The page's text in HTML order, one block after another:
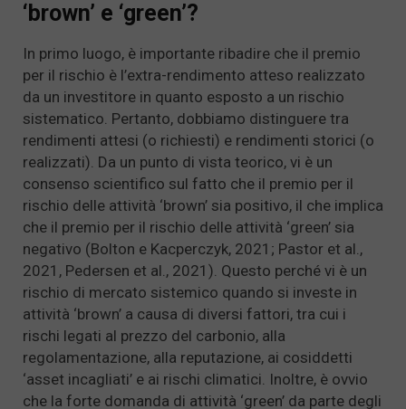
‘brown’ e ‘green’?
In primo luogo, è importante ribadire che il premio
per il rischio è l’extra-rendimento atteso realizzato
da un investitore in quanto esposto a un rischio
sistematico. Pertanto, dobbiamo distinguere tra
rendimenti attesi (o richiesti) e rendimenti storici (o
realizzati). Da un punto di vista teorico, vi è un
consenso scientifico sul fatto che il premio per il
rischio delle attività ‘brown’ sia positivo, il che implica
che il premio per il rischio delle attività ‘green’ sia
negativo (Bolton e Kacperczyk, 2021; Pastor et al.,
2021, Pedersen et al., 2021). Questo perché vi è un
rischio di mercato sistemico quando si investe in
attività ‘brown’ a causa di diversi fattori, tra cui i
rischi legati al prezzo del carbonio, alla
regolamentazione, alla reputazione, ai cosiddetti
‘asset incagliati’ e ai rischi climatici. Inoltre, è ovvio
che la forte domanda di attività ‘green’ da parte degli